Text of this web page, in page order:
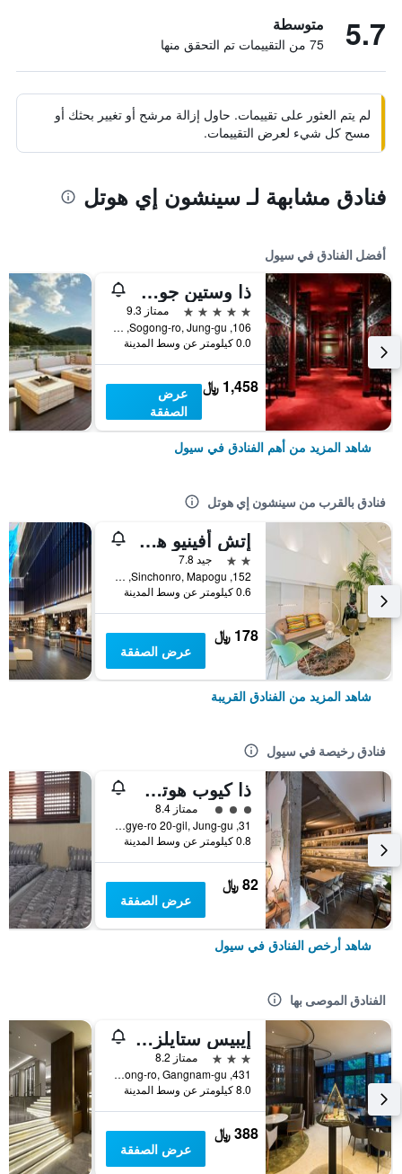
5.7 متوسطة
75 من التقييمات تم التحقق منها
لم يتم العثور على تقييمات. حاول إزالة مرشح أو تغيير بحثك أو
مسح كل شيء لعرض التقييمات.
فنادق مشابهة لـ سينشون إي هوتل
أفضل الفنادق في سيول
ذا وستين جوسون سول
5 نجوم
ممتاز 9.3
106, Sogong-ro, Jung-gu, سيول, كوريا الجنوبية
0.0 كيلومتر عن وسط المدينة
1,458 ﷼
عرض
الصفقة
شاهد المزيد من أهم الفنادق في سيول
فنادق بالقرب من سينشون إي هوتل
إتش أفينيو هوتل إيداي شينتشون
2 نجمتين
جيد 7.8
152, Sinchonro, Mapogu, سيول, كوريا الجنوبية
0.6 كيلومتر عن وسط المدينة
178 ﷼
عرض الصفقة
شاهد المزيد من الفنادق القريبة
فنادق رخيصة في سيول
ذا كيوب هوتل - دار ضيافة
تقييم فئة 3ممتاز 8.4
31, Toegye-ro 20-gil, Jung-gu, سيول, كوريا الجنوبية
0.8 كيلومتر عن وسط المدينة
82 ﷼
عرض الصفقة
شاهد أرخص الفنادق في سيول
الفنادق الموصى بها
إيبيس ستايلز أمباسادور سيول غانغنام
3 نجوم
ممتاز 8.2
431, Samseong-ro, Gangnam-gu, سيول, كوريا الجنوبية
8.0 كيلومتر عن وسط المدينة
388 ﷼
عرض الصفقة